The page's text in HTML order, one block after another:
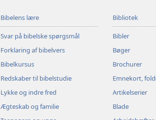
Bibelens lære
Svar på bibelske spørgsmål
Forklaring af bibelvers
Bibelkursus
Redskaber til bibelstudie
Lykke og indre fred
Ægteskab og familie
Bibliotek
Bibler
Bøger
Brochurer
Emnekort,
Artikelserier
Blade